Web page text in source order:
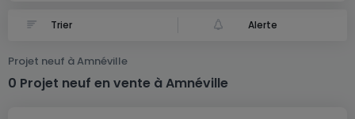
Alerte
Projet neuf à Amnéville
0 Projet neuf en vente à Amnéville